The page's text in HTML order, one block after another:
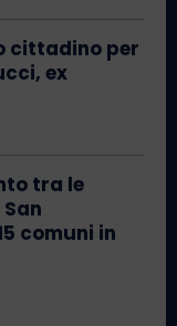
cittadino per
ex
tra le
comuni in